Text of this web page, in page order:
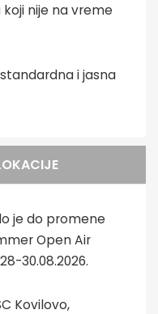
nije na vreme
i jasna
je do promene
Open Air
30.08.2026.
Kovilovo,